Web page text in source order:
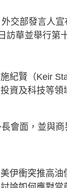
交部發言人
華並舉行第
紀賢（Keir
資及科技等
會面，並與
伊衝突推高